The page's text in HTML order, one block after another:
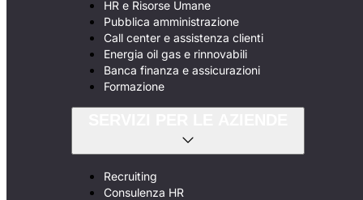
HR e Risorse Umane
Pubblica amministrazione
Call center e assistenza clienti
Energia oil gas e rinnovabili
Banca finanza e assicurazioni
Formazione
Recruiting
Consulenza HR